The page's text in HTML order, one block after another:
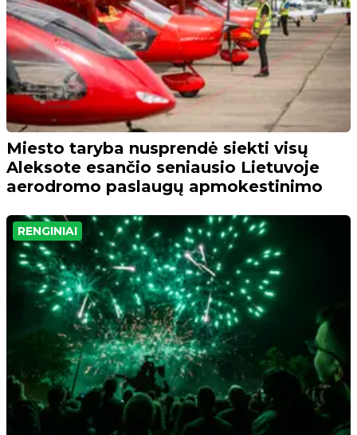
Miesto taryba nusprendė siekti visų
Aleksote esančio seniausio Lietuvoje
aerodromo paslaugų apmokestinimo
RENGINIAI